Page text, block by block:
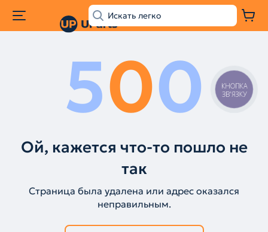
500
Ой, кажется что-то пошло не
так
Страница была удалена или адрес оказался
неправильным.
КНОПКА
ЗВ'ЯЗКУ